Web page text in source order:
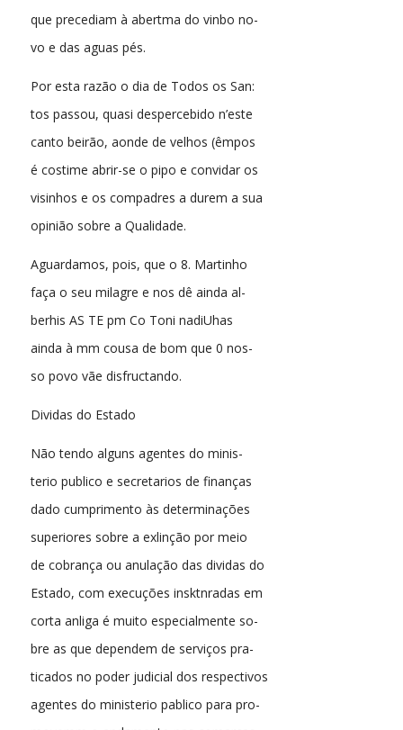
que precediam à abertma do vinbo no-
vo e das aguas pés.
Por esta razão o dia de Todos os San:
tos passou, quasi despercebido n’este
canto beirão, aonde de velhos (êmpos
é costime abrir-se o pipo e convidar os
visinhos e os compadres a durem a sua
opinião sobre a Qualidade.
Aguardamos, pois, que o 8. Martinho
faça o seu milagre e nos dê ainda al-
berhis AS TE pm Co Toni nadiUhas
ainda à mm cousa de bom que 0 nos-
so povo vãe disfructando.
Dividas do Estado
Não tendo alguns agentes do minis-
terio publico e secretarios de finanças
dado cumprimento às determinações
superiores sobre a exlinção por meio
de cobrança ou anulação das dividas do
Estado, com execuções insktnradas em
corta anliga é muito especialmente so-
bre as que dependem de serviços pra-
ticados no poder judicial dos respectivos
agentes do ministerio pablico para pro-